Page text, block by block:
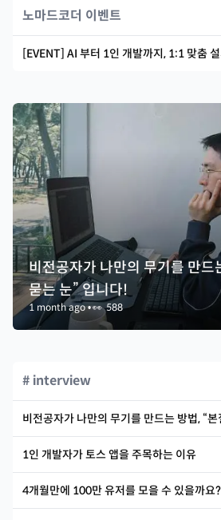
노마드코더 이벤트
[EVENT] AI 부터 1인 개발까지, 1:1 맞춤
비전공자가 나만의 무기를 만드
묻는 눈” 입니다!
1 month ago•👀588
# interview
비전공자가 나만의 무기를 만드는 방법, “
1인 개발자가 토스 앱을 주목하는 이유
4개월만에 100만 유저를 모을 수 있을까요?